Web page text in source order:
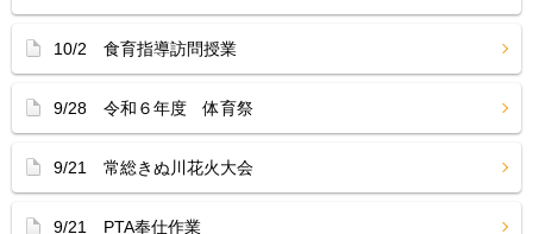
10/2 食育指導訪問授業
9/28 令和６年度 体育祭
9/21 常総きぬ川花火大会
9/21 PTA奉仕作業